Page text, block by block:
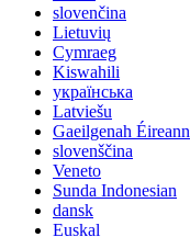
slovenčina
Lietuvių
Cymraeg
Kiswahili
українська
Latviešu
Gaeilgenah Éireann
slovenščina
Veneto
Sunda Indonesian
dansk
Euskal